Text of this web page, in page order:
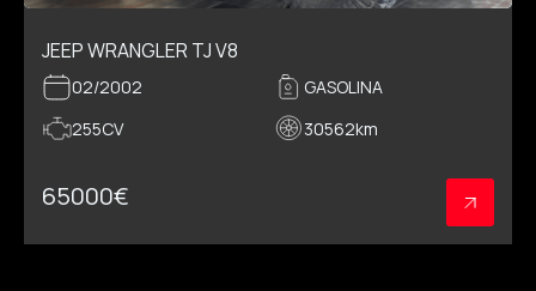
JEEP WRANGLER TJ V8
02/2002
GASOLINA
255CV
30562km
65000€